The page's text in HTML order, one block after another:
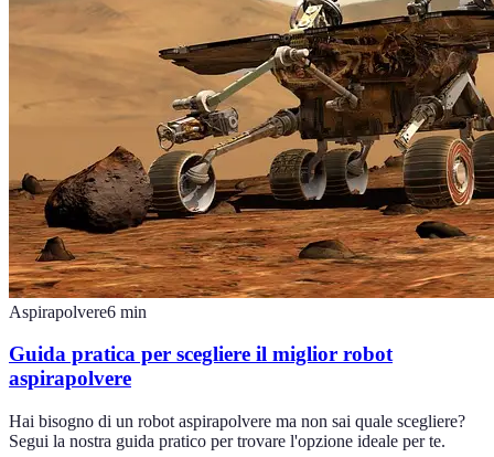
Aspirapolvere6 min
Guida pratica per scegliere il miglior robot
aspirapolvere
Hai bisogno di un robot aspirapolvere ma non sai quale scegliere?
Segui la nostra guida pratico per trovare l'opzione ideale per te.